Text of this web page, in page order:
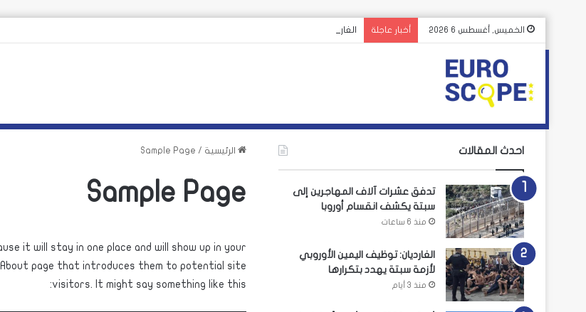
الخميس, أغسطس 6 2026 أخبار عاجلة الغارديان: توظيف اليمين الأوروبي لأزمة سبتة يهدد بتكرارها
الرئيسية /
Sample Page
Sample Page
it will stay in one place and will show up in your
page that introduces them to potential site
visitors. It might say something like this:
احدث المقالات
تدفق عشرات آلاف المهاجرين إلى
سبتة يكشف انقسام أوروبا
منذ 6 ساعات
الغارديان: توظيف اليمين الأوروبي
لأزمة سبتة يهدد بتكرارها
منذ 3 أيام